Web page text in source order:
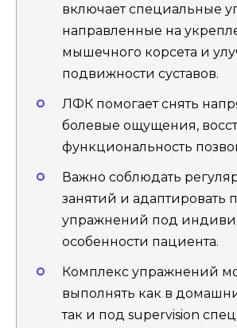
включает специальные
направленные на
мышечного корсета и
подвижности суставов.
ЛФК помогает снять
болевые ощущения,
функциональность
Важно соблюдать
занятий и адаптировать
упражнений под
особенности пациента.
Комплекс упражнений
выполнять как в
так и под supervision